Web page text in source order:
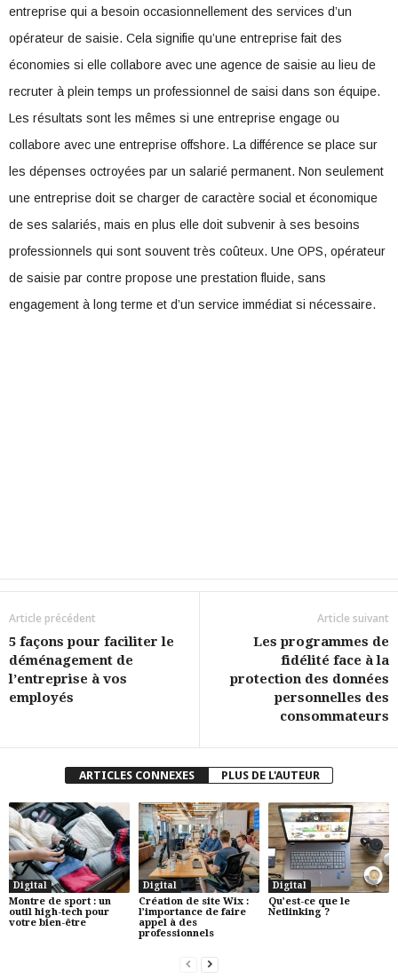
entreprise qui a besoin occasionnellement des services d’un
opérateur de saisie. Cela signifie qu’une entreprise fait des
économies si elle collabore avec une agence de saisie au lieu de
recruter à plein temps un professionnel de saisi dans son équipe.
Les résultats sont les mêmes si une entreprise engage ou
collabore avec une entreprise offshore. La différence se place sur
les dépenses octroyées par un salarié permanent. Non seulement
une entreprise doit se charger de caractère social et économique
de ses salariés, mais en plus elle doit subvenir à ses besoins
professionnels qui sont souvent très coûteux. Une OPS, opérateur
de saisie par contre propose une prestation fluide, sans
engagement à long terme et d’un service immédiat si nécessaire.
Article précédent
5 façons pour faciliter le
déménagement de
l’entreprise à vos
employés
Article suivant
Les programmes de
fidélité face à la
protection des données
personnelles des
consommateurs
ARTICLES CONNEXES PLUS DE L'AUTEUR
Digital
Montre de sport : un
outil high-tech pour
votre bien-être
Digital
Création de site Wix :
l’importance de faire
appel à des
professionnels
Digital
Qu’est-ce que le
Netlinking ?